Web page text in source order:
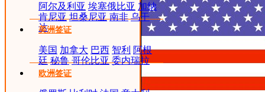
阿尔及利亚 埃塞俄比亚 加纳
肯尼亚 坦桑尼亚 南非 乌干
达
美洲签证
美国 加拿大 巴西 智利 阿根
廷 秘鲁 哥伦比亚 委内瑞拉
欧洲签证